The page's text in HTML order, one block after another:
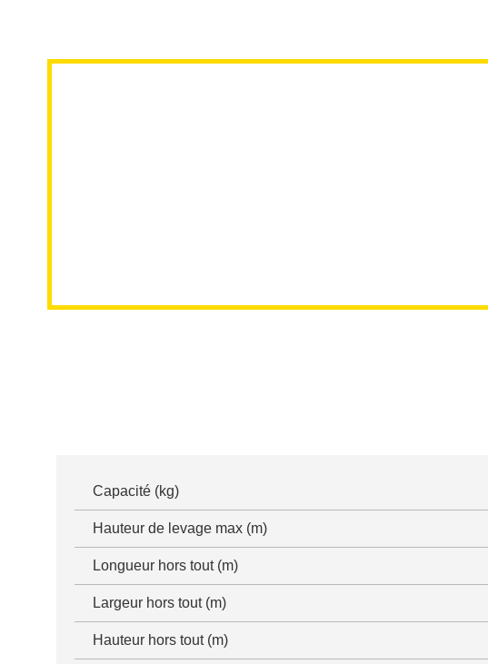
Capacité (kg)
Hauteur de levage max (m)
Longueur hors tout (m)
Largeur hors tout (m)
Hauteur hors tout (m)